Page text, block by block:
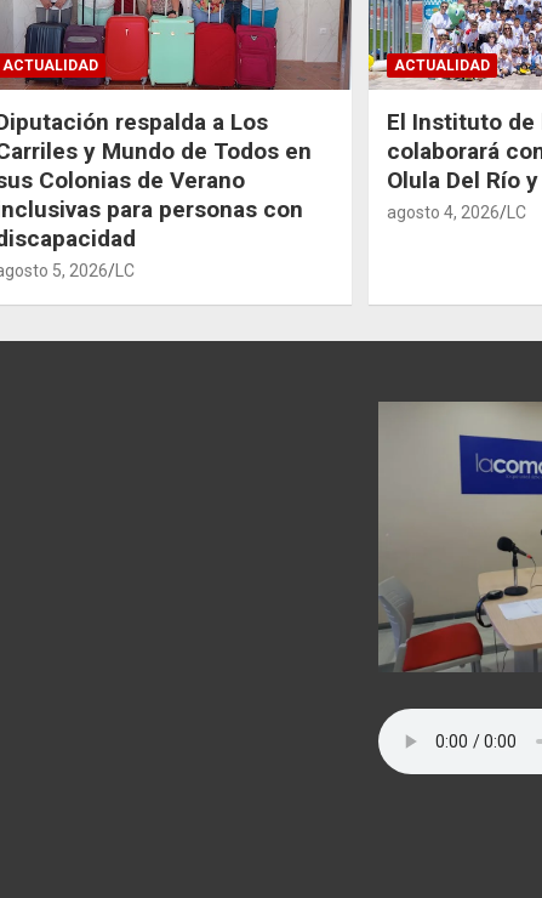
ACTUALIDAD
respalda a Los
y Mundo de Todos en
Colonias de Verano
para personas con
5, 2026 LC
ACTUALIDAD
El Instituto de
colaborará
Olula Del Río
agosto 4, 2026 LC